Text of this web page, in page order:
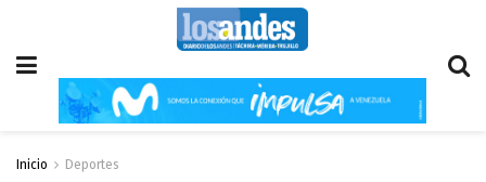
Inicio Deportes